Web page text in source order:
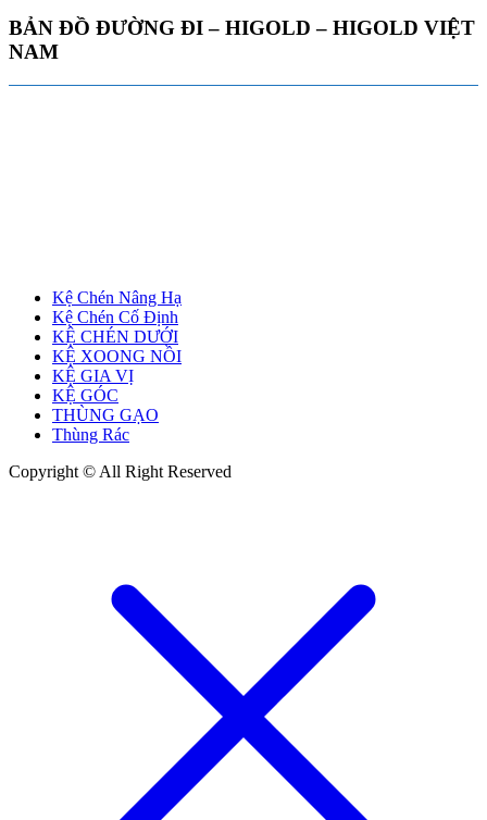
là:
tại
BẢN ĐỒ ĐƯỜNG ĐI – HIGOLD – HIGOLD VIỆT
NAM
Kệ Chén Nâng Hạ
Kệ Chén Cố Định
KỆ CHÉN DƯỚI
KỆ XOONG NỒI
KỆ GIA VỊ
KỆ GÓC
THÙNG GẠO
Thùng Rác
Copyright © All Right Reserved